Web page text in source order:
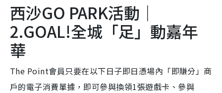
西沙GO PARK活動｜
2.GOAL!全城「足」動嘉年
華
The Point會員只要在以下日子即日憑場內「即賺分」商
戶的電子消費單據，即可參與換領1張遊戲卡、參與